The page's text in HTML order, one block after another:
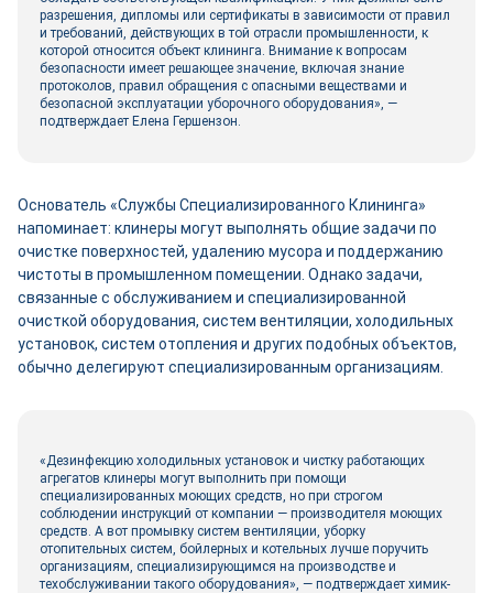
разрешения, дипломы или сертификаты в зависимости от правил
и требований, действующих в той отрасли промышленности, к
которой относится объект клининга. Внимание к вопросам
безопасности имеет решающее значение, включая знание
протоколов, правил обращения с опасными веществами и
безопасной эксплуатации уборочного оборудования», —
подтверждает Елена Гершензон.
Основатель «Службы Специализированного Клининга»
напоминает: клинеры могут выполнять общие задачи по
очистке поверхностей, удалению мусора и поддержанию
чистоты в промышленном помещении. Однако задачи,
связанные с обслуживанием и специализированной
очисткой оборудования, систем вентиляции, холодильных
установок, систем отопления и других подобных объектов,
обычно делегируют специализированным организациям.
«Дезинфекцию холодильных установок и чистку работающих
агрегатов клинеры могут выполнить при помощи
специализированных моющих средств, но при строгом
соблюдении инструкций от компании — производителя моющих
средств. А вот промывку систем вентиляции, уборку
отопительных систем, бойлерных и котельных лучше поручить
организациям, специализирующимся на производстве и
техобслуживании такого оборудования», — подтверждает химик-